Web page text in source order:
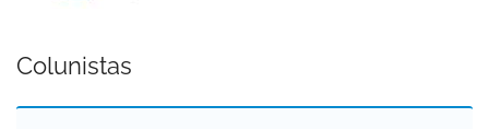
Colunistas